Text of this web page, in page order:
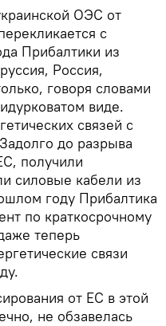
ОЭС от
с
Прибалтики из
Россия,
говоря словами
виде.
связей с
до разрыва
получили
силовые кабели из
году Прибалтика
по краткосрочному
теперь
связи
от ЕС в этой
не обзавелась